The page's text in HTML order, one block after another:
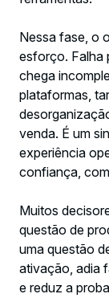
Nessa fase, o
esforço. Falha
chega
plataformas,
venda. É um
experiência
confiança,
Muitos
questão de
uma questão
ativação, adia
e reduz a